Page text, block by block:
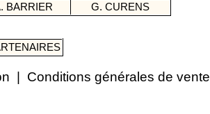
BARRIER G. CURENS
Conditions générales de vente